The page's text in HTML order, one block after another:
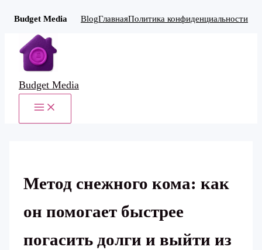
Budget Media BlogГлавнаяПолитика конфиденциальности
Перейти
содержимому
Budget Media
MAIN
Метод снежного кома: как
он помогает быстрее
погасить долги и выйти из